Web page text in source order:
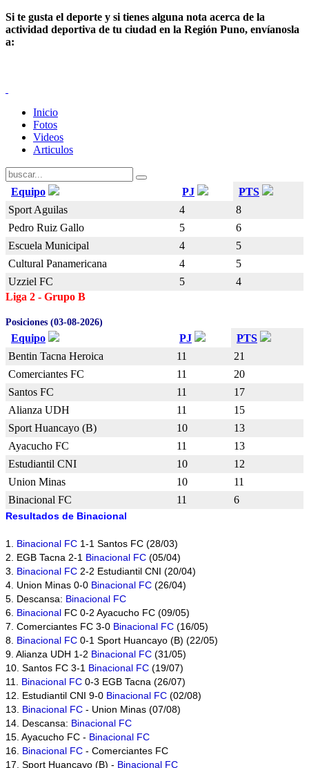
Si te gusta el deporte y si tienes alguna nota acerca de la
actividad deportiva de tu ciudad en la Región Puno, envíanosla
a:
Inicio
Fotos
Videos
Articulos
Equipo PJ
PTS
Sport Aguilas
4
8
Pedro Ruiz Gallo
5
6
Escuela Municipal
4
5
Cultural Panamericana
4
5
Uzziel FC
5
4
Liga 2 - Grupo B
Posiciones (03-08-2026)
Equipo PJ
PTS
Bentin Tacna Heroica
11
21
Comerciantes FC
11
20
Santos FC
11
17
Alianza UDH
11
15
Sport Huancayo (B)
10
13
Ayacucho FC
11
13
Estudiantil CNI
10
12
Union Minas
10
11
Binacional FC
11 6
Resultados de Binacional
1. Binacional FC 1-1 Santos FC (28/03)
2. EGB Tacna 2-1 Binacional FC (05/04)
3. Binacional FC 2-2 Estudiantil CNI (20/04)
4. Union Minas 0-0 Binacional FC (26/04)
5. Descansa: Binacional FC
6. Binacional FC 0-2 Ayacucho FC (09/05)
7. Comerciantes FC 3-0 Binacional FC (16/05)
8. Binacional FC 0-1 Sport Huancayo (B) (22/05)
9. Alianza UDH 1-2 Binacional FC (31/05)
10. Santos FC 3-1 Binacional FC (19/07)
11. Binacional FC 0-3 EGB Tacna (26/07)
12. Estudiantil CNI 9-0 Binacional FC (02/08)
13. Binacional FC - Union Minas (07/08)
14. Descansa: Binacional FC
15. Ayacucho FC - Binacional FC
16. Binacional FC - Comerciantes FC
17. Sport Huancayo (B) - Binacional FC